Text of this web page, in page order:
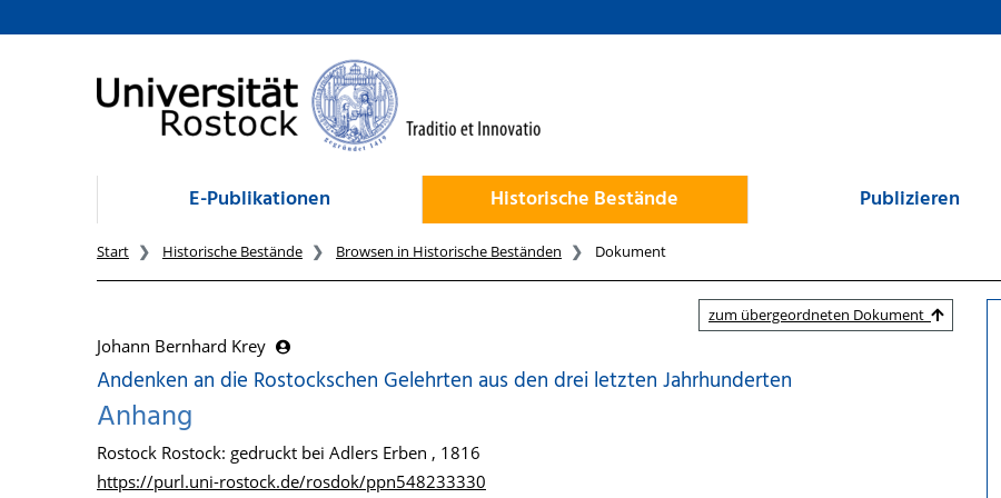
zum Inhalt
E-Publikationen Historische Bestände Publizieren
Start Historische Bestände Browsen in Historische Beständen Dokument
zum übergeordneten Dokument
Johann Bernhard Krey
Andenken an die Rostockschen Gelehrten aus den drei letzten Jahrhunderten
Anhang
Rostock Rostock: gedruckt bei Adlers Erben , 1816
https://purl.uni-rostock.de/rosdok/ppn548233330